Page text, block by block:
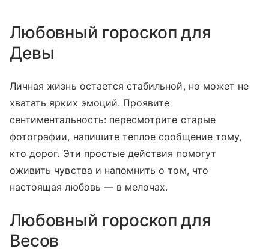
Любовный гороскоп для
Девы
Личная жизнь остается стабильной, но может не
хватать ярких эмоций. Проявите
сентиментальность: пересмотрите старые
фотографии, напишите теплое сообщение тому,
кто дорог. Эти простые действия помогут
оживить чувства и напомнить о том, что
настоящая любовь — в мелочах.
Любовный гороскоп для
Весов